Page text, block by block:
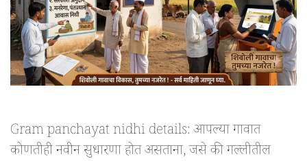
Gram panchayat nidhi details: आपल्या गावात
कोणतीही नवीन सुधारणा होत असताना, जसे की गल्लीतील